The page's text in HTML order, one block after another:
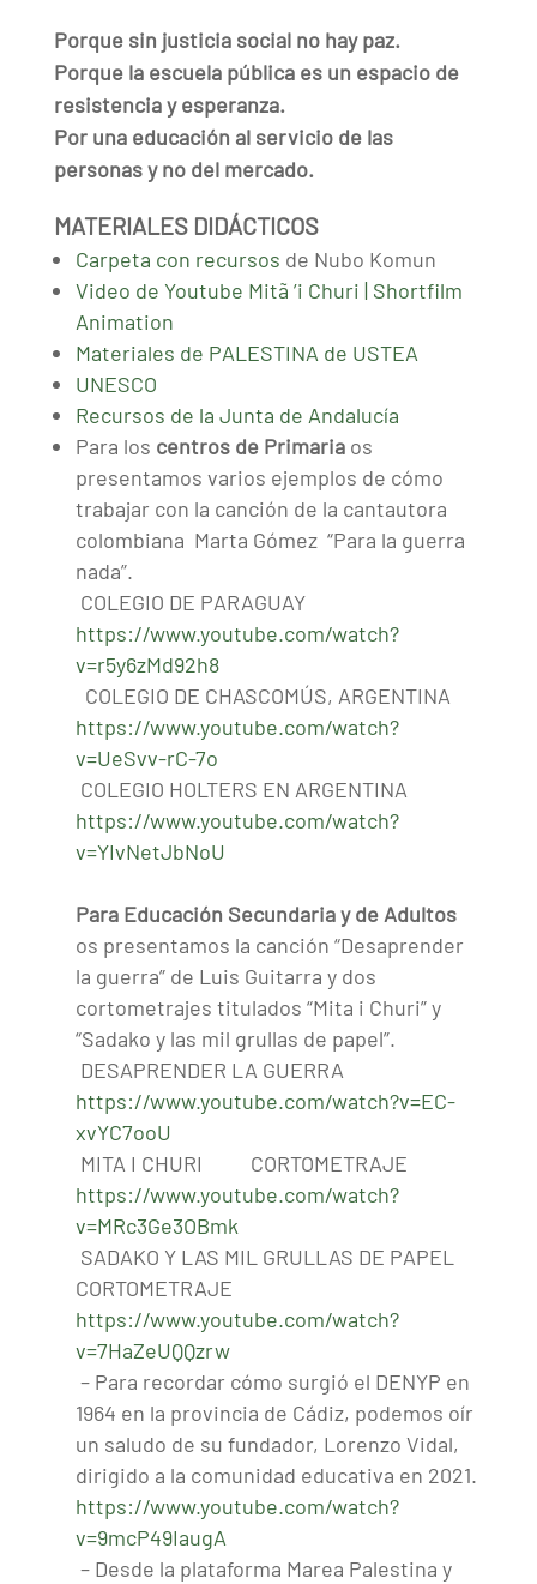
Porque sin justicia social no hay paz.
Porque la escuela pública es un espacio de
resistencia y esperanza.
Por una educación al servicio de las
personas y no del mercado.
MATERIALES DIDÁCTICOS
Carpeta con recursos de Nubo Komun
Video de Youtube Mitã ’i Churi | Shortfilm
Animation
Materiales de PALESTINA de USTEA
UNESCO
Recursos de la Junta de Andalucía
Para los centros de Primariaos
presentamos varios ejemplos de cómo
trabajar con la canción de la cantautora
colombiana Marta Gómez “Para la guerra
nada”.
COLEGIO DE PARAGUAY
https://www.youtube.com/watch?
v=r5y6zMd92h8
COLEGIO DE CHASCOMÚS, ARGENTINA
https://www.youtube.com/watch?
v=UeSvv-rC-7o
COLEGIO HOLTERS EN ARGENTINA
https://www.youtube.com/watch?
v=YIvNetJbNoU
Para Educación Secundaria y de Adultos
os presentamos la canción “Desaprender
la guerra” de Luis Guitarra y dos
cortometrajes titulados “Mita i Churi” y
“Sadako y las mil grullas de papel”.
DESAPRENDER LA GUERRA
https://www.youtube.com/watch?v=EC-
xvYC7ooU
MITA I CHURI CORTOMETRAJE
https://www.youtube.com/watch?
v=MRc3Ge3OBmk
SADAKO Y LAS MIL GRULLAS DE PAPEL
CORTOMETRAJE
https://www.youtube.com/watch?
v=7HaZeUQQzrw
– Para recordar cómo surgió el DENYP en
1964 en la provincia de Cádiz, podemos oír
un saludo de su fundador, Lorenzo Vidal,
dirigido a la comunidad educativa en 2021.
https://www.youtube.com/watch?
v=9mcP49IaugA
– Desde la plataforma Marea Palestina y